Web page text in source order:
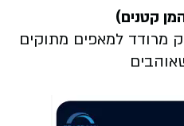
מרודד למאפים מתוקים